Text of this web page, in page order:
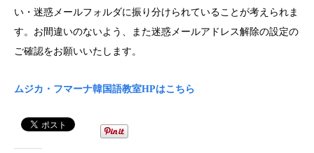
い・迷惑メールフォルダに振り分けられていることが考えられま
す。 お間違いのないよう、また迷惑メールアドレス解除の設定の
ご確認をお願いいたします。
ムジカ・フマーナ韓国語教室HPはこちら